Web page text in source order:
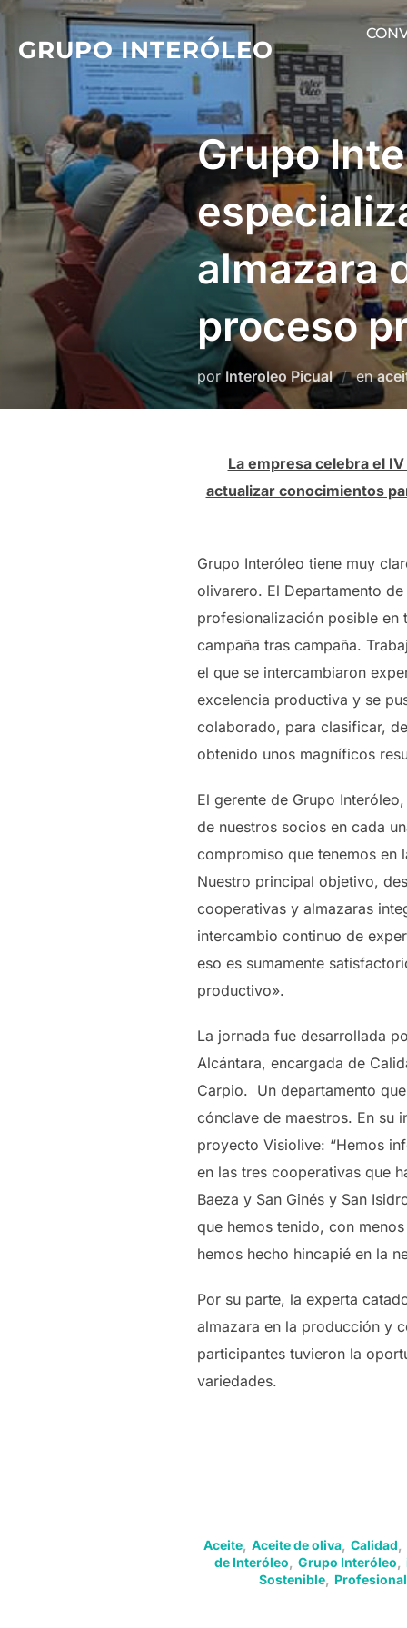
Saltar
contenido
GRUPO INTERÓLEO
Grupo
almazara
proceso
porInteroleo Picual en
La empresa celebra el
actualizar conocimientos
Grupo Interóleo tiene muy
olivarero. El Departamento
profesionalización posible
campaña tras campaña.
el que se intercambiaron
excelencia productiva y se
colaborado, para clasificar,
obtenido unos magníficos
El gerente de Grupo
de nuestros socios en cada
compromiso que tenemos en
Nuestro principal objetivo,
cooperativas y almazaras
intercambio continuo de
eso es sumamente
productivo».
La jornada fue desarrollada
Alcántara, encargada de
Carpio. Un departamento
cónclave de maestros. En su
proyecto Visiolive: “Hemos
en las tres cooperativas que
Baeza y San Ginés y San
que hemos tenido, con
hemos hecho hincapié en la
Por su parte, la experta
almazara en la producción y
participantes tuvieron la
variedades.
Aceite, Aceite de oliva, Calidad
de Interóleo
Grupo Interóleo
Sostenible,